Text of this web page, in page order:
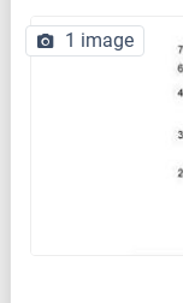
1 image